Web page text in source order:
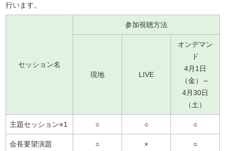
行います。
セッション名
参加視聴方法
現地 LIVE
オンデマン
ド
4月1日
（金）～
4月30日
（土）
主題セッション※1 ○ ○ ○
会長要望演題 ○ × ○